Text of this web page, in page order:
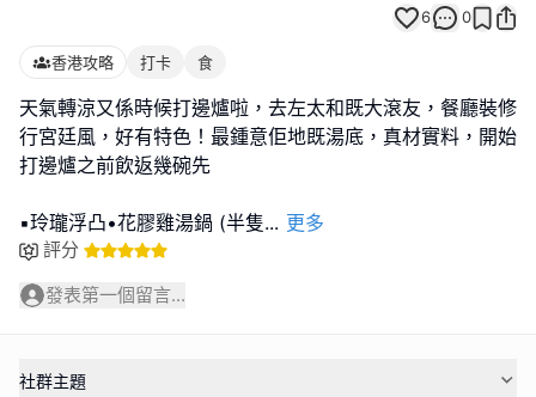
6 0
香港攻略 打卡 食
天氣轉涼又係時候打邊爐啦，去左太和既大滾友，餐廳裝修
行宮廷風，好有特色！最鍾意佢地既湯底，真材實料，開始
打邊爐之前飲返幾碗先
▪️玲瓏浮凸•花膠雞湯鍋 (半隻... 更多
評分
發表第一個留言...
社群主題